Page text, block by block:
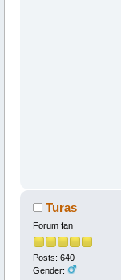
Turas
Forum fan
Posts: 640
Gender: